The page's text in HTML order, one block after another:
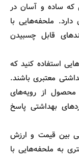
که ساده و آسان در
دارد. ملحفه‌هایی با
قابل چسبیدن
استفاده کنید که
معتبری باشند.
از رویه‌های
بهداشتی پاسخ
بین قیمت و ارزش
به ملحفه‌هایی با